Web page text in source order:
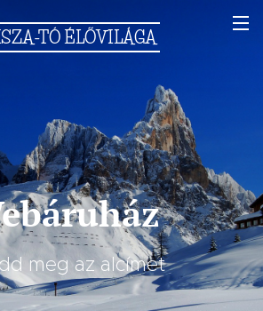
TÓÉLŐVILÁGA
meg az alcímet